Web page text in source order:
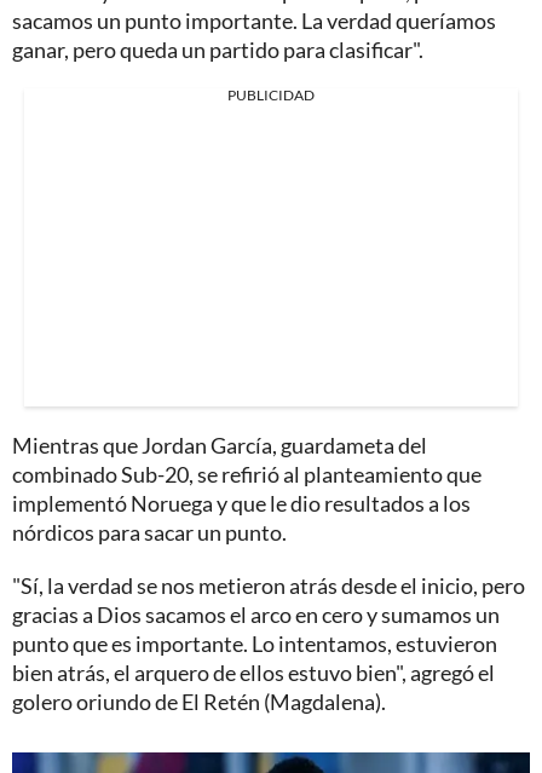
sacamos un punto importante. La verdad queríamos
ganar, pero queda un partido para clasificar".
PUBLICIDAD
Mientras que Jordan García, guardameta del
combinado Sub-20, se refirió al planteamiento que
implementó Noruega y que le dio resultados a los
nórdicos para sacar un punto.
"Sí, la verdad se nos metieron atrás desde el inicio, pero
gracias a Dios sacamos el arco en cero y sumamos un
punto que es importante. Lo intentamos, estuvieron
bien atrás, el arquero de ellos estuvo bien", agregó el
golero oriundo de El Retén (Magdalena).